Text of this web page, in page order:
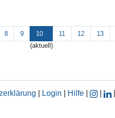
8 9
10
(aktuell)
11 12 13
Login Hilfe|